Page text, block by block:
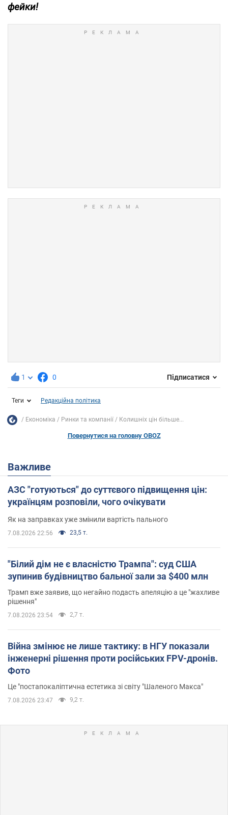
фейки!
1 0 Підписатися
Теги Редакційна політика
Економіка Ринки та компанії Колишніх цін більше...
Повернутися на головну OBOZ
Важливе
АЗС "готуються" до суттєвого підвищення цін:
українцям розповіли, чого очікувати
Як на заправках уже змінили вартість пального
7.08.2026 22:56 23,5 т.
"Білий дім не є власністю Трампа": суд США
зупинив будівництво бальної зали за $400 млн
Трамп вже заявив, що негайно подасть апеляцію а це "жахливе
рішення"
7.08.2026 23:54 2,7 т.
Війна змінює не лише тактику: в НГУ показали
інженерні рішення проти російських FPV-дронів.
Фото
Це "постапокаліптична естетика зі світу "Шаленого Макса"
7.08.2026 23:47 9,2 т.